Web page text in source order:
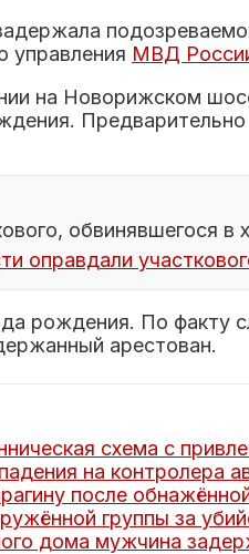
управления МВД
на Новорижском
обвинявшегося
оправдали
рождения. По факту
арестован.
схема с
на контролера
после
группы за
дома мужчина